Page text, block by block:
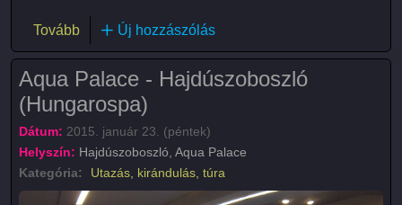
Tovább(Újhelyi strand - Siófok)
Új hozzászólás
Aqua Palace - Hajdúszoboszló
(Hungarospa)
Dátum: 2015. január 23. (péntek)
Helyszín: Hajdúszoboszló, Aqua Palace
Kategória:
Utazás, kirándulás, túra